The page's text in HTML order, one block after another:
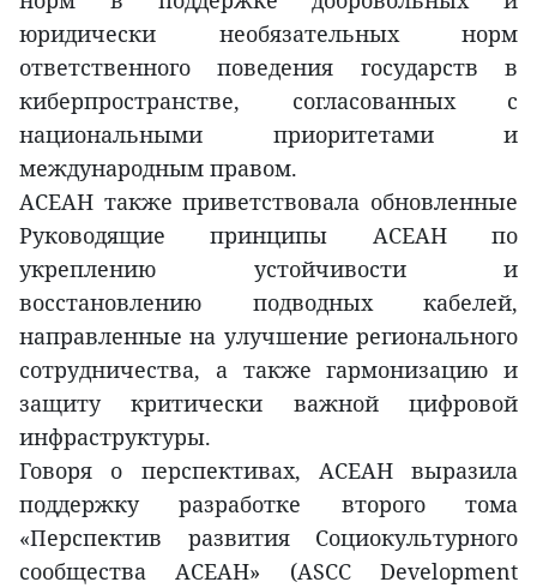
юридически необязательных норм
ответственного поведения государств в
киберпространстве, согласованных с
национальными приоритетами и
международным правом.
АСЕАН также приветствовала обновленные
Руководящие принципы АСЕАН по
укреплению устойчивости и
восстановлению подводных кабелей,
направленные на улучшение регионального
сотрудничества, а также гармонизацию и
защиту критически важной цифровой
инфраструктуры.
Говоря о перспективах, АСЕАН выразила
поддержку разработке второго тома
«Перспектив развития Социокультурного
сообщества АСЕАН» (ASCC Development